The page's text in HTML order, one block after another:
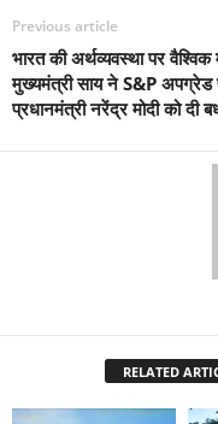
Previous article
भारत की अर्थव्यवस्था पर
मुख्यमंत्री साय ने S&P अपग्रेड
प्रधानमंत्री नरेंद्र मोदी को दी
RELATED